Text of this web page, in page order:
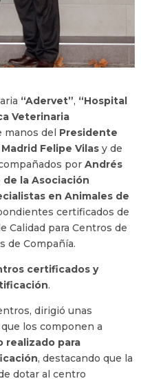
“Adervet”, “Hospital
Veterinaria
manos del Presidente
Felipe Vilasy de
por Andrés
la Asociación
en Animales de
certificados de
Calidad para Centros de
de Compañía.
certificados y
.
dirigió unas
los componen a
para
, destacando que la
dotar al centro